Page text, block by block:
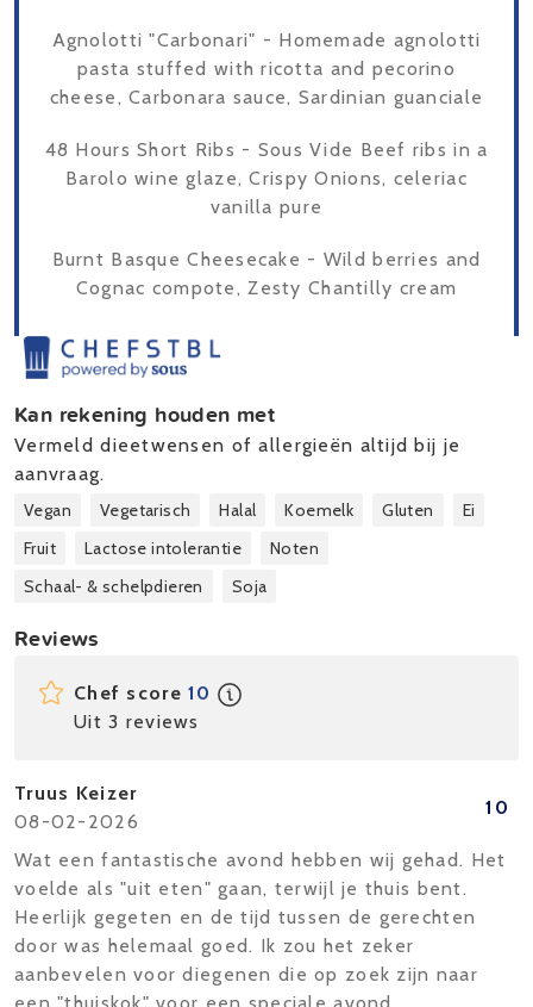
Agnolotti "Carbonari" - Homemade agnolotti
pasta stuffed with ricotta and pecorino
cheese, Carbonara sauce, Sardinian guanciale
48 Hours Short Ribs - Sous Vide Beef ribs in a
Barolo wine glaze, Crispy Onions, celeriac
vanilla pure
Burnt Basque Cheesecake - Wild berries and
Cognac compote, Zesty Chantilly cream
Kan rekening houden met
Vermeld dieetwensen of allergieën altijd bij je
aanvraag.
Vegan Vegetarisch Halal Koemelk Gluten
Ei
Fruit
Lactose intolerantie
Noten
Schaal- & schelpdieren
Soja
Reviews
Chef score10
Uit 3 reviews
Truus Keizer
08-02-2026
10
Wat een fantastische avond hebben wij gehad. Het
voelde als "uit eten" gaan, terwijl je thuis bent.
Heerlijk gegeten en de tijd tussen de gerechten
door was helemaal goed. Ik zou het zeker
aanbevelen voor diegenen die op zoek zijn naar